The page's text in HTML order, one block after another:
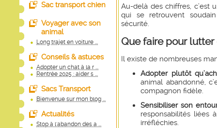
Sac transport chien
Voyager avec son
animal
Long trajet en voiture ...
Conseils & astuces
Adopter un chat à la r ...
Rentrée 2025 : aider s ...
Sacs Transport
Bienvenue sur mon blog ...
Actualités
Stop à l'abandon des a ...
Au-delà des chiffres, c’est
qui se retrouvent
sécurité.
Que faire pour lutter
Il existe de nombreuses
Adopter plutôt
animal abandonné,
compagnon fidèle.
Sensibiliser son
responsabilités liées
irréfléchies.